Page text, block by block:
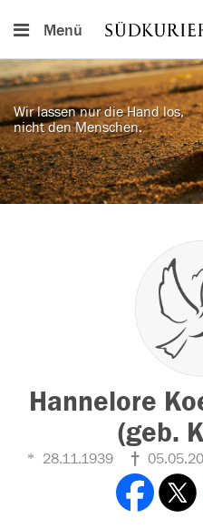
Menü
Wir lassen nur die Hand los,
nicht den Menschen.
Hannelore
(geb.
28.11.1939